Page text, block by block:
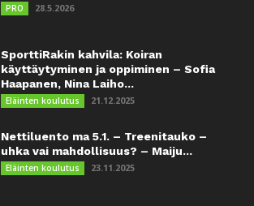
PRO 28.5.2026
SporttiRakin kahvila: Koiran
käyttäytyminen ja oppiminen – Sofia
Haapanen, Nina Laiho...
Eläinten koulutus 21.12.2025
Nettiluento ma 5.1. – Treenitauko –
uhka vai mahdollisuus? – Maiju...
Eläinten koulutus 23.11.2025